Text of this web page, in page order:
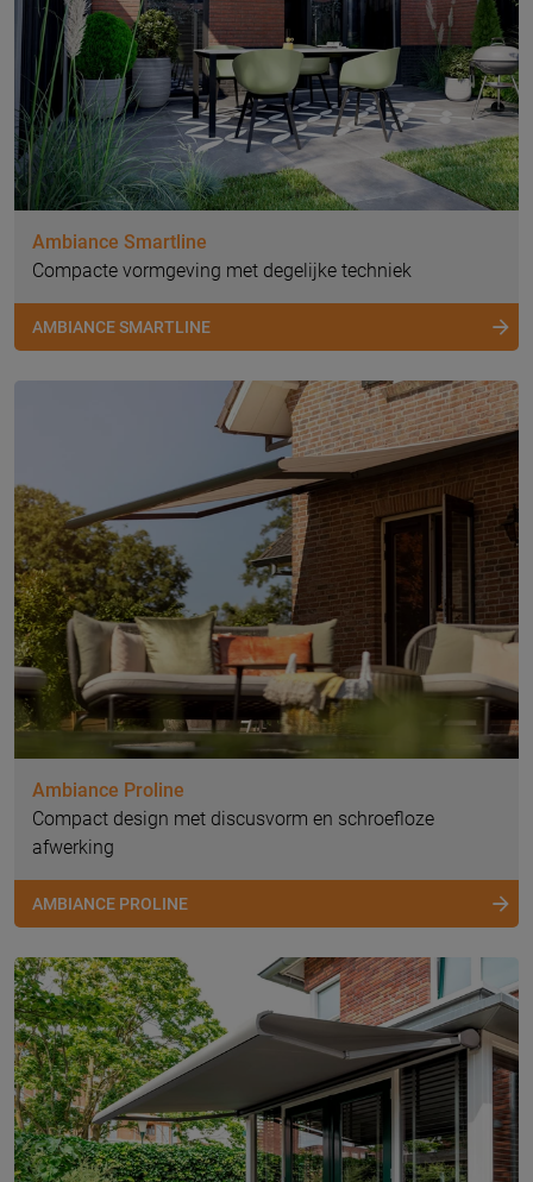
Ambiance Smartline
Compacte vormgeving met degelijke techniek
AMBIANCE SMARTLINE
Ambiance Proline
Compact design met discusvorm en schroefloze
afwerking
AMBIANCE PROLINE